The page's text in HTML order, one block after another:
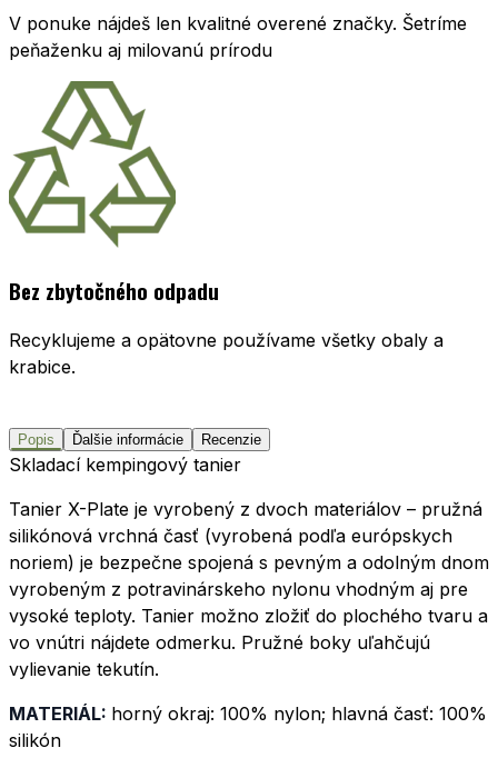
V ponuke nájdeš len kvalitné overené značky. Šetríme
peňaženku aj milovanú prírodu
Bez zbytočného odpadu
Recyklujeme a opätovne používame všetky obaly a
krabice.
Popis Ďalšie informácie Recenzie
Skladací kempingový tanier
Tanier X-Plate je vyrobený z dvoch materiálov – pružná
silikónová vrchná časť (vyrobená podľa európskych
noriem) je bezpečne spojená s pevným a odolným dnom
vyrobeným z potravinárskeho nylonu vhodným aj pre
vysoké teploty. Tanier možno zložiť do plochého tvaru a
vo vnútri nájdete odmerku. Pružné boky uľahčujú
vylievanie tekutín.
MATERIÁL: horný okraj: 100% nylon; hlavná časť: 100%
silikón